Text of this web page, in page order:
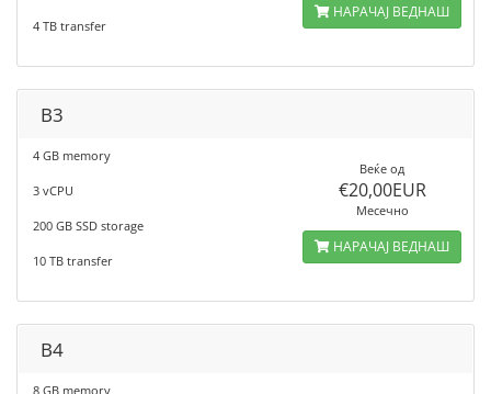
4 TB transfer
НАРАЧАЈ ВЕДНАШ
B3
4 GB memory
3 vCPU
200 GB SSD storage
10 TB transfer
Веќе од
€20,00EUR
Месечно
НАРАЧАЈ ВЕДНАШ
B4
8 GB memory